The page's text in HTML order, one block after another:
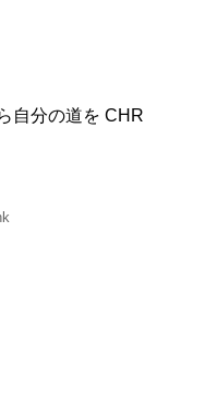
自分の道を CHR